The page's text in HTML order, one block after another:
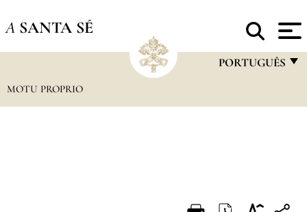
A SANTA SÉ
PORTUGUÊS
MOTU PROPRIO